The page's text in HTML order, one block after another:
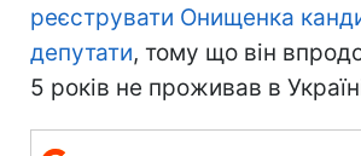
реєструвати Онищенка
депутати, тому що він
5 років не проживав в